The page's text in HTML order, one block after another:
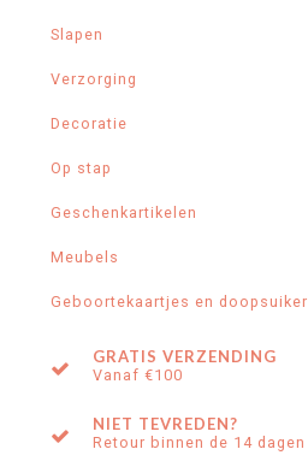
Slapen
Verzorging
Decoratie
Op stap
Geschenkartikelen
Meubels
Geboortekaartjes en doopsuiker
GRATIS VERZENDING
Vanaf €100
NIET TEVREDEN?
Retour binnen de 14 dagen